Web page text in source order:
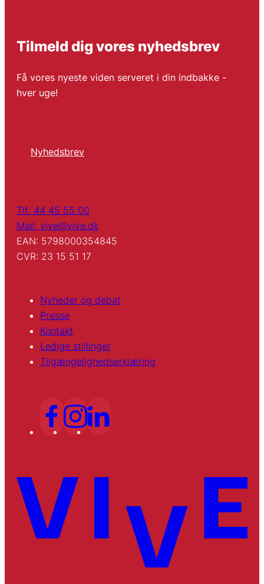
Tilmeld dig vores nyhedsbrev
Få vores nyeste viden serveret i din indbakke -
hver uge!
Nyhedsbrev
Tlf: 44 45 55 00
Mail: vive@vive.dk
EAN: 5798000354845
CVR: 23 15 51 17
Nyheder og debat
Presse
Kontakt
Ledige stillinger
Tilgængelighedserklæring